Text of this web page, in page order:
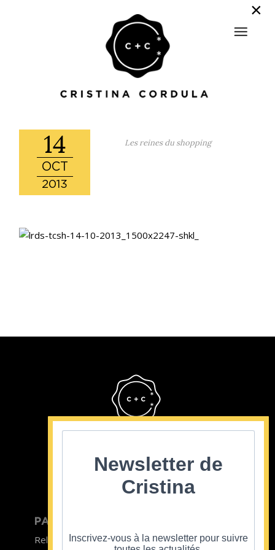
14
OCT
2013
Les reines du shopping
PARTICULIER
Relooking homme
Team Building
Newsletter de
Cristina
Inscrivez-vous à la newsletter pour suivre